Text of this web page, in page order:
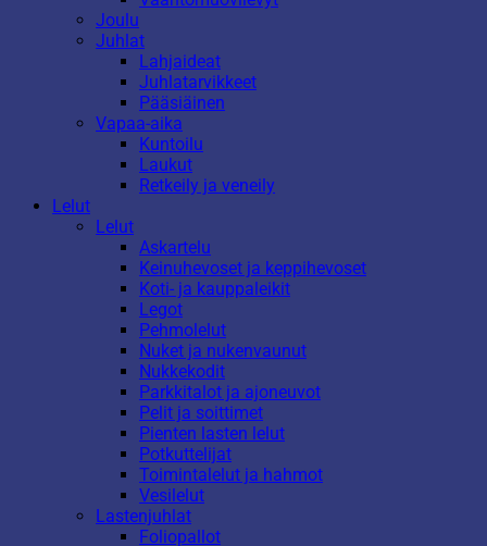
Joulu
Juhlat
Lahjaideat
Juhlatarvikkeet
Pääsiäinen
Vapaa-aika
Kuntoilu
Laukut
Retkeily ja veneily
Lelut
Lelut
Askartelu
Keinuhevoset ja keppihevoset
Koti- ja kauppaleikit
Legot
Pehmolelut
Nuket ja nukenvaunut
Nukkekodit
Parkkitalot ja ajoneuvot
Pelit ja soittimet
Pienten lasten lelut
Potkuttelijat
Toimintalelut ja hahmot
Vesilelut
Lastenjuhlat
Foliopallot